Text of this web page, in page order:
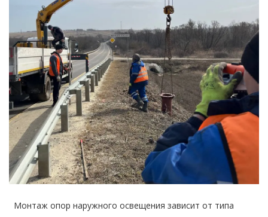
Монтаж опор наружного освещения зависит от типа